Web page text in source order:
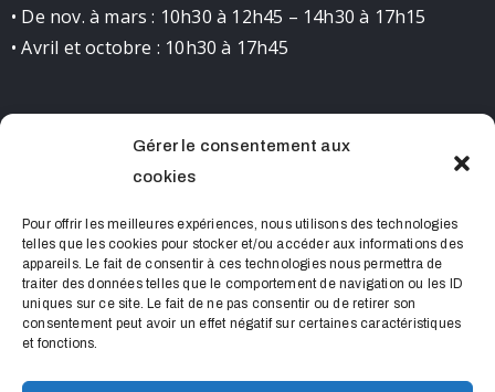
Gérer le consentement aux
cookies
Pour offrir les meilleures expériences, nous utilisons des technologies
telles que les cookies pour stocker et/ou accéder aux informations des
appareils. Le fait de consentir à ces technologies nous permettra de
traiter des données telles que le comportement de navigation ou les ID
uniques sur ce site. Le fait de ne pas consentir ou de retirer son
consentement peut avoir un effet négatif sur certaines caractéristiques
et fonctions.
• De nov. à mars : 10h30 à 12h45 – 14h30 à 17h15
• Avril et octobre : 10h30 à 17h45
CONTACT
0490681523 contact@chateaudelourmarin.com